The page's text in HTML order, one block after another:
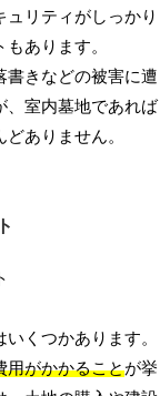
ュリティがしっかり
あります。
書きなどの被害に遭
、室内墓地であれば
ありません。
いくつかあります。
用がかかることが挙